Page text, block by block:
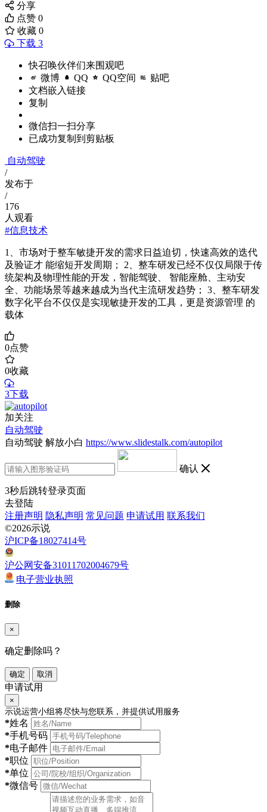
分享
点赞 0
收藏 0
下载 3
快召唤伙伴们来围观吧
微博 QQ QQ空间 贴吧
文档嵌入链接
复制
微信扫一扫分享
已成功复制到剪贴板
自动驾驶
/
发布于
/
176
人观看
#信息技术
1、市场对于整车敏捷开发的需求日益迫切，快速高效的迭代
及验证才 能缩短开发周期； 2、整车研发已经不仅仅局限于传
统架构及物理性能的开发，智能驾驶、 智能座舱、主动安
全、功能场景等越来越成为当代主流研发趋势； 3、整车研发
数字化平台不仅仅是实现敏捷开发的工具，更是资源管理 的
载体
0点赞
0收藏
3下载
加关注
自动驾驶
自动驾驶 解放小白 https://www.slidestalk.com/autopilot
确认
3秒后跳转登录页面
去登陆
注册声明 隐私声明 常见问题 申请试用 联系我们
©2026示说
沪ICP备18027414号
沪公网安备31011702004679号
电子营业执照
删除
×
确定删除吗？
确定 取消
申请试用
×
示说运营小组将尽快与您联系，并提供试用服务
*姓名
*手机号码
*电子邮件
*职位
*单位
*微信号